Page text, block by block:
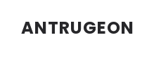
ANTRUGEON